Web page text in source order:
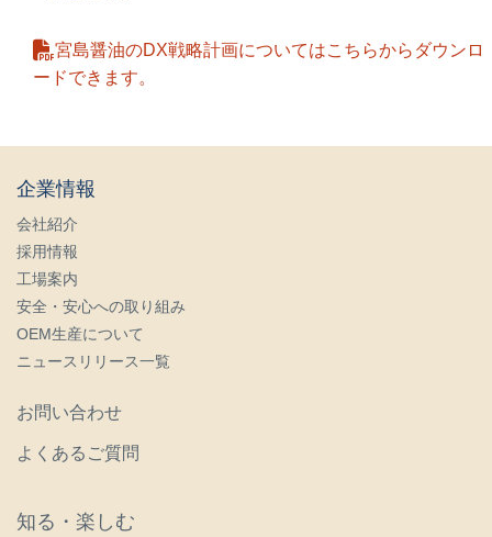
宮島醤油のDX戦略計画についてはこちらからダウンロ
ードできます。
企業情報
会社紹介
採用情報
工場案内
安全・安心への取り組み
OEM生産について
ニュースリリース一覧
お問い合わせ
よくあるご質問
知る・楽しむ